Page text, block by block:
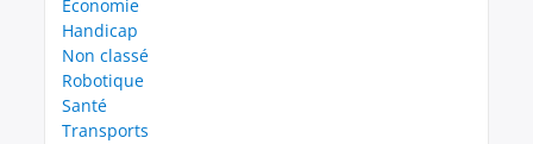
Economie
Handicap
Non classé
Robotique
Santé
Transports